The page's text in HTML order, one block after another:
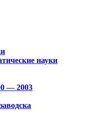
науки
— 2003